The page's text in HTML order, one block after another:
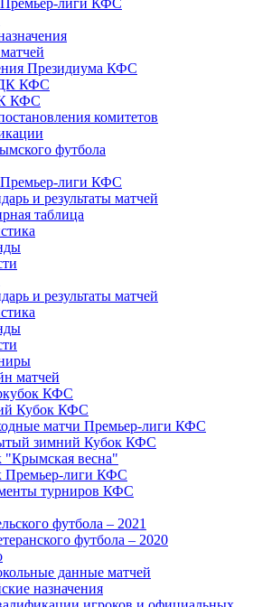
лиги КФС
Президиума КФС
КФС
КФС
комитетов
футбола
лиги КФС
и результаты матчей
таблица
и результаты матчей
матчей
КФС
Кубок КФС
матчи Премьер-лиги КФС
зимний Кубок КФС
"Крымская весна"
Премьер-лиги КФС
турниров КФС
футбола – 2021
футбола – 2020
данные матчей
назначения